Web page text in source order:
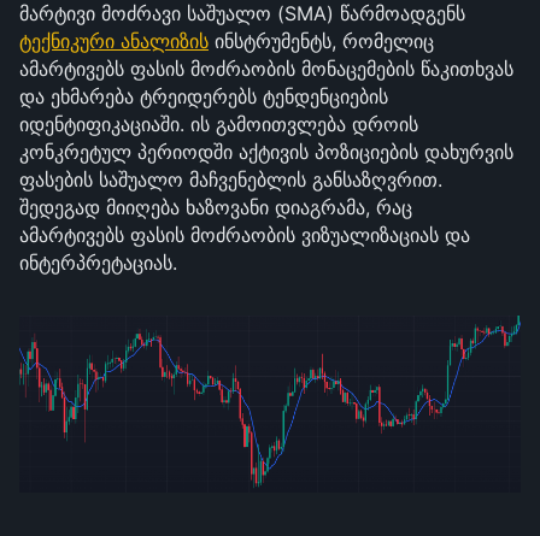
მარტივი მოძრავი საშუალო (SMA) წარმოადგენს
ტექნიკური ანალიზის ინსტრუმენტს, რომელიც
ამარტივებს ფასის მოძრაობის მონაცემების წაკითხვას
და ეხმარება ტრეიდერებს ტენდენციების
იდენტიფიკაციაში. ის გამოითვლება დროის
კონკრეტულ პერიოდში აქტივის პოზიციების დახურვის
ფასების საშუალო მაჩვენებლის განსაზღვრით.
შედეგად მიიღება ხაზოვანი დიაგრამა, რაც
ამარტივებს ფასის მოძრაობის ვიზუალიზაციას და
ინტერპრეტაციას.